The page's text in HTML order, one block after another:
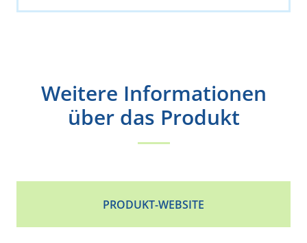
Weitere Informationen
über das Produkt
PRODUKT-WEBSITE